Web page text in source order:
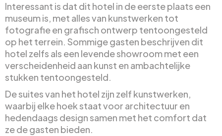
Interessant is dat dit hotel in de eerste plaats een
museum is, met alles van kunstwerken tot
fotografie en grafisch ontwerp tentoongesteld
op het terrein. Sommige gasten beschrijven dit
hotel zelfs als een levende showroom met een
verscheidenheid aan kunst en ambachtelijke
stukken tentoongesteld.
De suites van het hotel zijn zelf kunstwerken,
waarbij elke hoek staat voor architectuur en
hedendaags design samen met het comfort dat
ze de gasten bieden.